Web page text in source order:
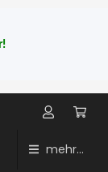
mehr...